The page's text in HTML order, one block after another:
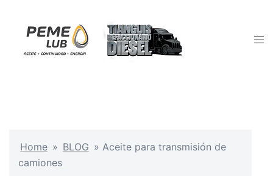
contenido
Home » BLOG » Aceite para transmisión de
camiones